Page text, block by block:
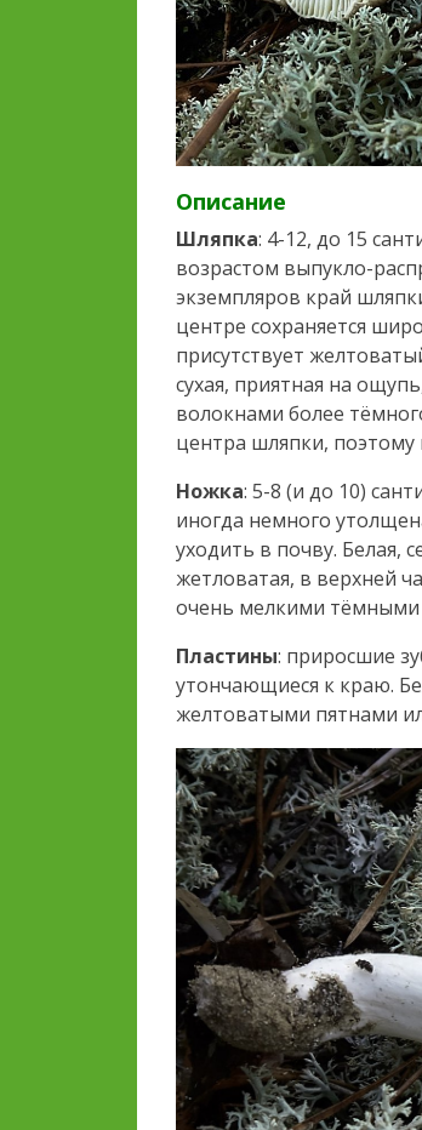
Описание
Шляпка: 4-12, до 15
возрастом выпукло-
экземпляров край
центре сохраняется
присутствует
сухая, приятная на
волокнами более
центра шляпки, поэтому
Ножка: 5-8 (и до 10)
иногда немного
уходить в почву. Белая,
жетловатая, в верхней
очень мелкими
Пластины: приросшие
утончающиеся к краю.
желтоватыми пятнами